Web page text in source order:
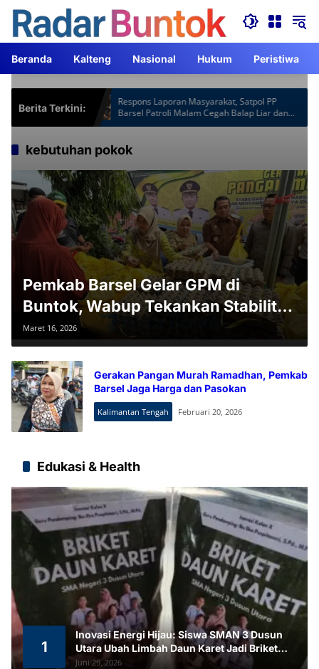
Langsung
konten
Beranda Kalteng Nasional Hukum Peristiwa
Berita Terkini:
Gardu
Lebih
Respons Laporan Masyarakat, Satpol PP
Barsel Patroli Malam Cegah Balap Liar dan
Knalpot Brong
kebutuhan pokok
Pemkab Barsel Gelar GPM di
Buntok, Wabup Tekankan Stabilitas
Harga Pangan
Maret 16, 2026
Gerakan Pangan Murah Ramadhan, Pemkab
Barsel Jaga Harga dan Pasokan
Kalimantan Tengah Februari 20, 2026
Edukasi & Health
1
Inovasi Energi Hijau: Siswa SMAN 3 Dusun
Utara Ubah Limbah Daun Karet Jadi Briket
Ramah Lingkungan
Juni 29, 2026